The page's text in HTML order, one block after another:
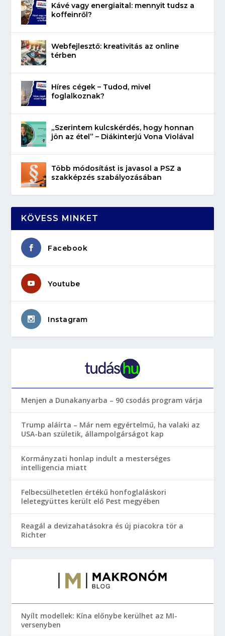
Kávé vagy energiaital: mennyit tudsz a
koffeinről?
Webfejlesztő: kreativitás az online
térben
Híres cégek – Tudod, mivel
foglalkoznak?
„Szerintem kulcskérdés, hogy honnan
jön az étel” – Diákinterjú Vona Violával
Több módosítást is javasol a PSZ a
szakképzés szabályozásában
KÖVESS MINKET
Facebook
Youtube
Instagram
Menjen a Dunakanyarba – 90 csodás program várja
Trump aláírta – Már nem egyértelmű, ha valaki az
USA-ban születik, állampolgárságot kap
Kormányzati honlap indult a mesterséges
intelligencia miatt
Felbecsülhetetlen értékű honfoglaláskori
leletegyüttes került elő Pest megyében
Reagál a devizahatásokra és új piacokra tör a
Richter
Nyílt modellek: Kína előnybe kerülhet az MI-
versenyben